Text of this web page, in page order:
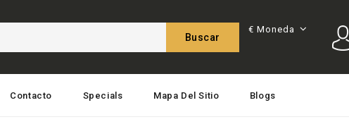
Buscar
€ Moneda
Contacto Specials Mapa Del Sitio Blogs